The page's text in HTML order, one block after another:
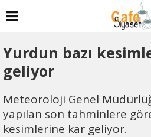
Yurdun bazı
geliyor
Meteoroloji Genel
yapılan son tahminlere
kesimlerine kar geliyor.